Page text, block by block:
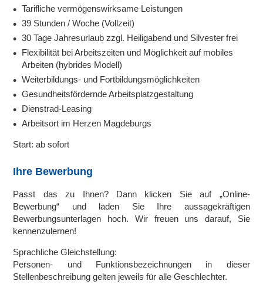
Tarifliche vermögenswirksame Leistungen
39 Stunden / Woche (Vollzeit)
30 Tage Jahresurlaub zzgl. Heiligabend und Silvester frei
Flexibilität bei Arbeitszeiten und Möglichkeit auf mobiles
Arbeiten (hybrides Modell)
Weiterbildungs- und Fortbildungsmöglichkeiten
Gesundheitsfördernde Arbeitsplatzgestaltung
Dienstrad-Leasing
Arbeitsort im Herzen Magdeburgs
Start: ab sofort
Ihre Bewerbung
Passt das zu Ihnen? Dann klicken Sie auf „Online-
Bewerbung“ und laden Sie Ihre aussagekräftigen
Bewerbungsunterlagen hoch. Wir freuen uns darauf, Sie
kennenzulernen!
Sprachliche Gleichstellung:
Personen- und Funktionsbezeichnungen in dieser
Stellenbeschreibung gelten jeweils für alle Geschlechter.